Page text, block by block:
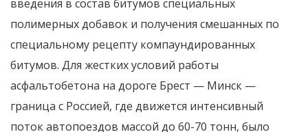
введения в состав битумов специальных
полимерных добавок и получения смешанных по
специальному рецепту компаундированных
битумов. Для жестких условий работы
асфальтобетона на дороге Брест — Минск —
граница с Россией, где движется интенсивный
поток автопоездов массой до 60-70 тонн, было